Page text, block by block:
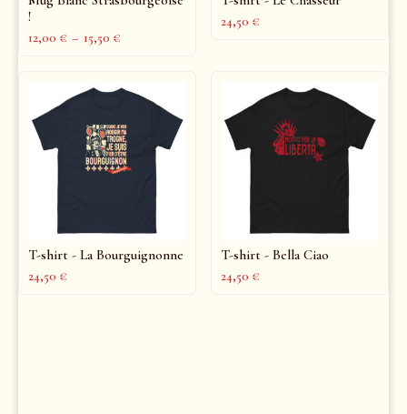
!
12,00 € – 15,50 €
24,50 €
T-shirt - La Bourguignonne
24,50 €
T-shirt - Bella Ciao
24,50 €